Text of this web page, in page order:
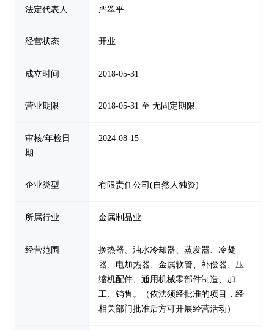
法定代表人 严翠平
经营状态 开业
成立时间 2018-05-31
营业期限 2018-05-31 至 无固定期限
审核/年检日
期
2024-08-15
企业类型 有限责任公司(自然人独资)
所属行业 金属制品业
经营范围
换热器、油水冷却器、蒸发器、冷凝
器、电加热器、金属软管、补偿器、压
缩机配件、通用机械零部件制造、加
工、销售。（依法须经批准的项目，经
相关部门批准后方可开展经营活动）